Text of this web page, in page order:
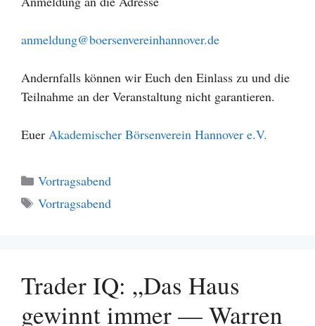
anmeldung@boersenvereinhannover.de
Andernfalls können wir Euch den Einlass zu und die
Teilnahme an der Veranstaltung nicht garantieren.
Euer Akademischer Börsenverein Hannover e.V.
Kategorien
Vortragsabend
Schlagwörter
Vortragsabend
Trader IQ: „Das Haus
gewinnt immer — Warren